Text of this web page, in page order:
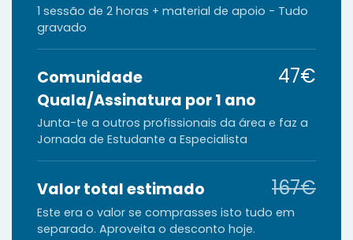
1 sessão de 2 horas + material de apoio - Tudo
gravado
Comunidade
Quala/Assinatura por 1 ano
47€
Junta-te a outros profissionais da área e faz a
Jornada de Estudante a Especialista
Valor total estimado 167€
Este era o valor se comprasses isto tudo em
separado. Aproveita o desconto hoje.